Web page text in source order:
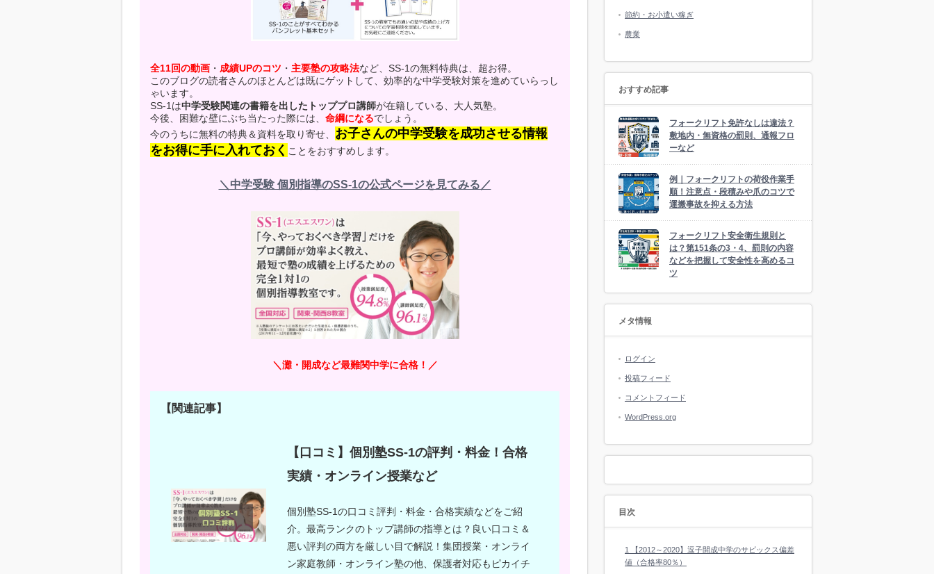
全11回の動画 ・ 成績UPのコツ ・ 主要塾の攻略法など、SS-1の無料特典は、超お得。
このブログの読者さんのほとんどは既にゲットして、効率的な中学受験対策を進めていらっし
ゃいます。
SS-1は中学受験関連の書籍を出したトッププロ講師が在籍している、大人気塾。
今後、困難な壁にぶち当たった際には、 命綱になるでしょう。
今のうちに無料の特典＆資料を取り寄せ、 お子さんの中学受験を成功させる情報
をお得に手に入れておく ことをおすすめします。
＼中学受験 個別指導のSS-1の公式ページを見てみる／
＼灘・開成など最難関中学に合格！／
【関連記事】
【口コミ】個別塾SS-1の評判・料金！合格
実績・オンライン授業など
個別塾SS-1の口コミ評判・料金・合格実績などをご紹
介。最高ランクのトップ講師の指導とは？良い口コミ＆
悪い評判の両方を厳しい目で解説！集団授業・オンライ
ン家庭教師・オンライン塾の他、保護者対応もピカイチ
節約・お小遣い稼ぎ
農業
おすすめ記事
フォークリフト免許なしは違法？
敷地内・無資格の罰則、通報フロ
ーなど
例｜フォークリフトの荷役作業手
順！注意点・段積みや爪のコツで
運搬事故を抑える方法
フォークリフト安全衛生規則と
は？第151条の3・4、罰則の内容
などを把握して安全性を高めるコ
ツ
メタ情報
ログイン
投稿フィード
コメントフィード
WordPress.org
目次
1
【2012～2020】逗子開成中学のサピックス偏差
値（合格率80％）